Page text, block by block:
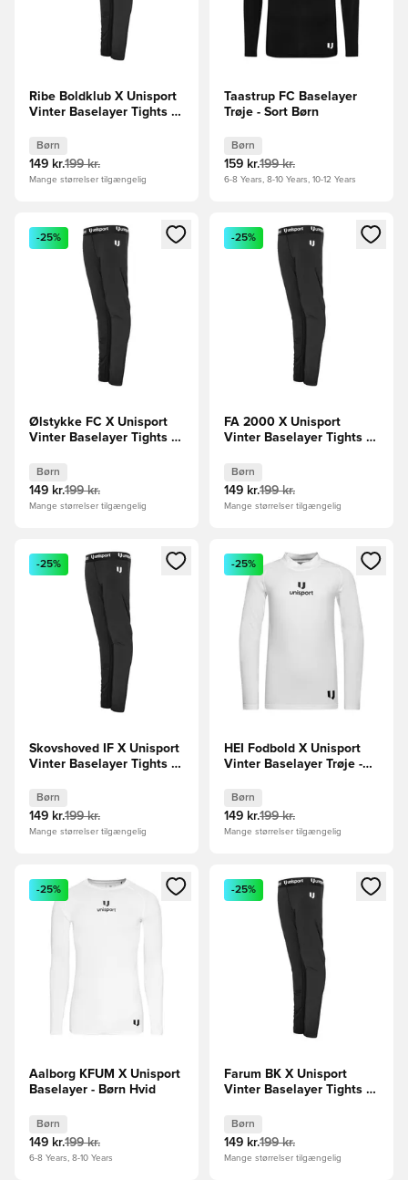
Ribe Boldklub X Unisport
Vinter Baselayer Tights -
Børn
149 kr.199 kr.
Mange størrelser tilgængelig
Taastrup FC Baselayer
Trøje - Sort Børn
Børn
159 kr.199 kr.
6-8 Years, 8-10 Years, 10-12 Years
Åbner en Modal til at logge ind eller tilmelde dig som
-25%
Ølstykke FC X Unisport
Vinter Baselayer Tights -
Børn
149 kr.199 kr.
Mange størrelser tilgængelig
Åbner en Modal til at logge
-25%
FA 2000 X Unisport
Vinter Baselayer Tights -
Børn
149 kr.199 kr.
Mange størrelser tilgængelig
Åbner en Modal til at logge ind eller tilmelde dig som
-25%
Skovshoved IF X Unisport
Vinter Baselayer Tights -
Børn
149 kr.199 kr.
Mange størrelser tilgængelig
Åbner en Modal til at logge
-25%
HEI Fodbold X Unisport
Vinter Baselayer Trøje -
Børn
149 kr.199 kr.
Mange størrelser tilgængelig
Åbner en Modal til at logge ind eller tilmelde dig som
-25%
Aalborg KFUM X Unisport
Baselayer - Børn Hvid
Børn
149 kr.199 kr.
6-8 Years, 8-10 Years
Åbner en Modal til at logge
-25%
Farum BK X Unisport
Vinter Baselayer Tights -
Børn
149 kr.199 kr.
Mange størrelser tilgængelig